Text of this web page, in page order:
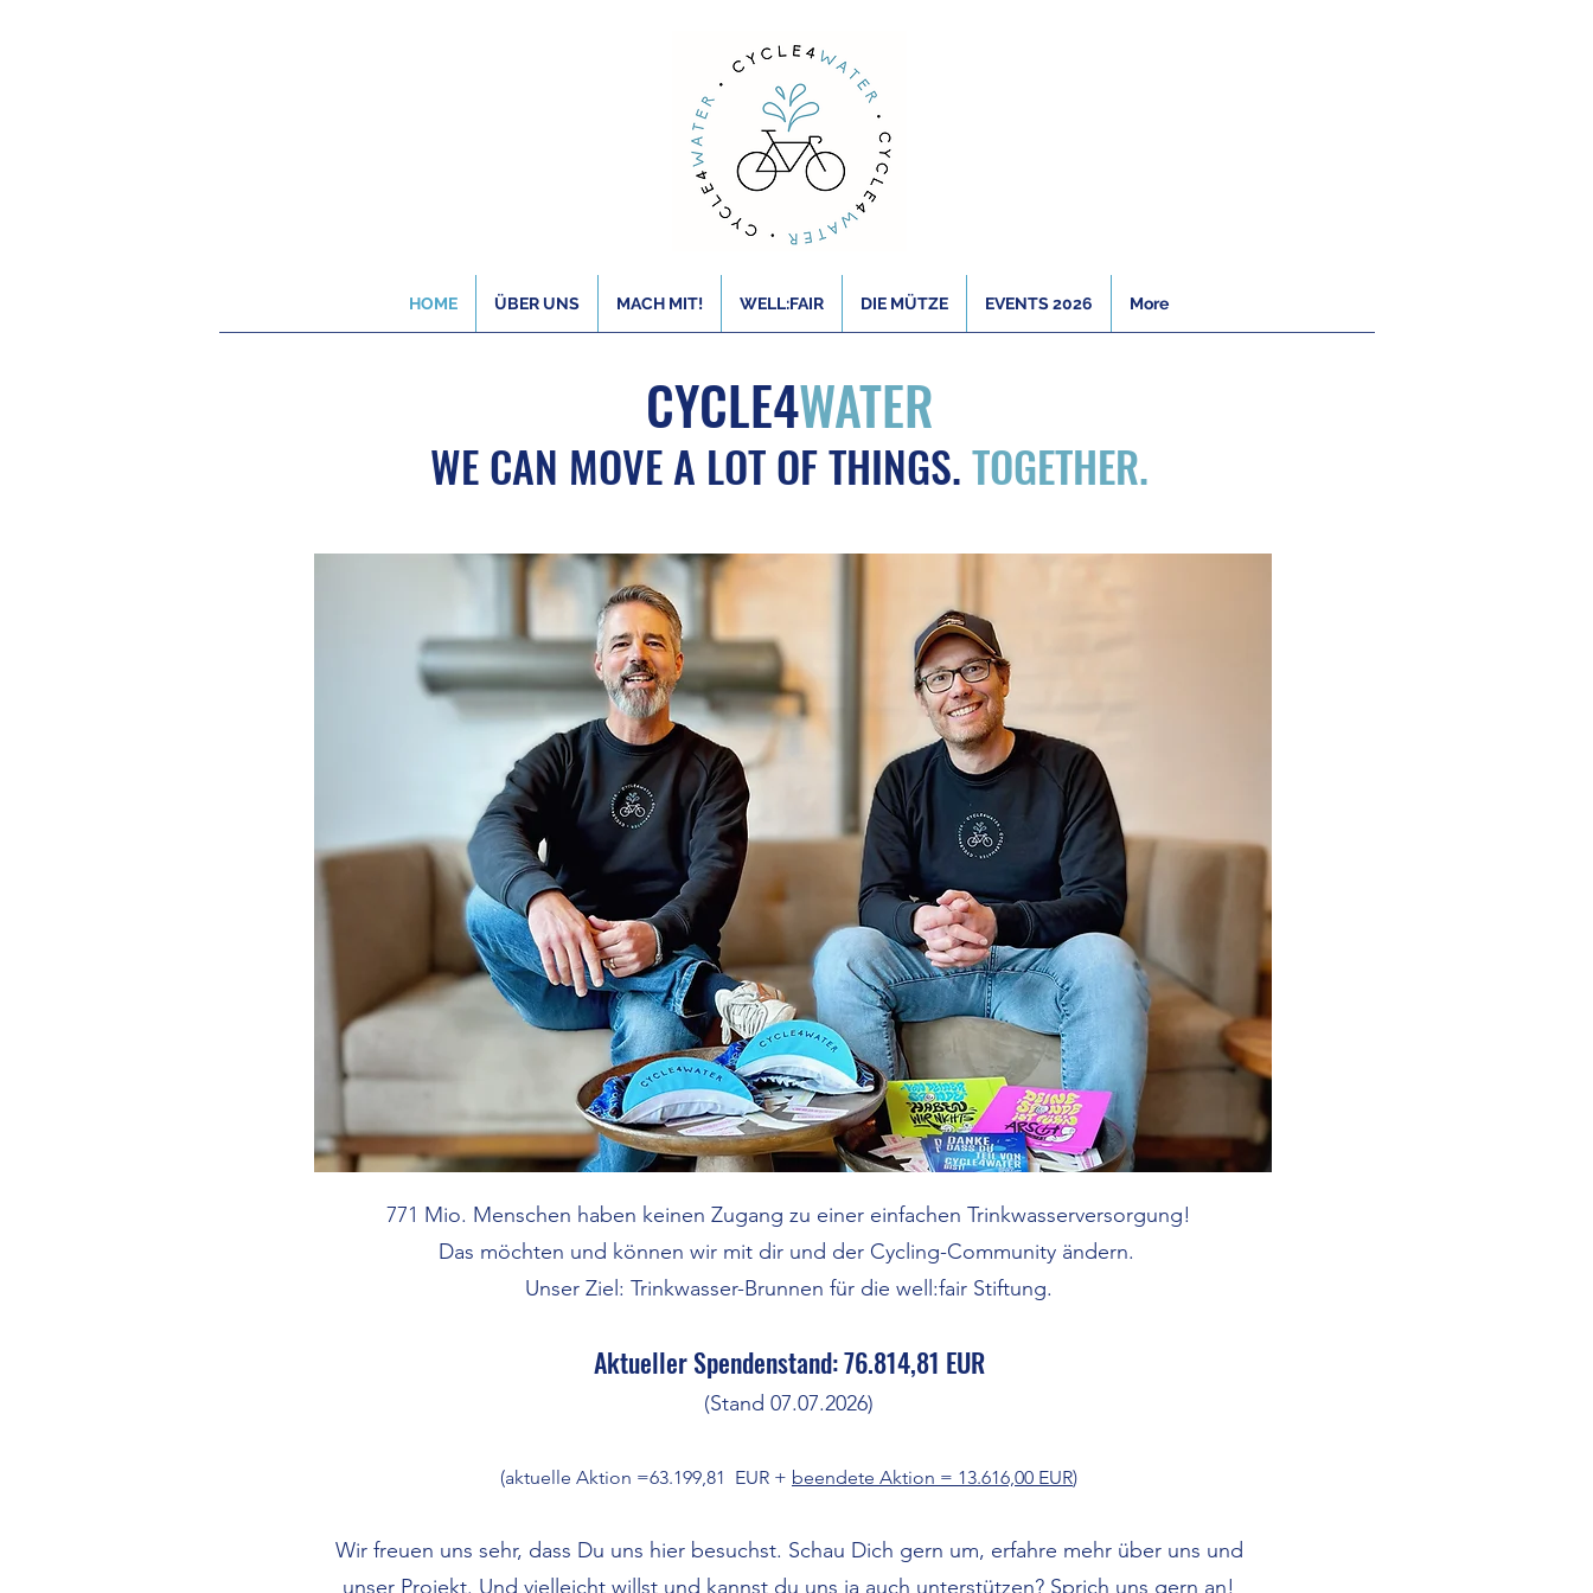
HOME ÜBER UNS MACH MIT! WELL:FAIR DIE MÜTZE EVENTS 2026 More
CYCLE4WATER
WE CAN MOVE A LOT OF THINGS.TOGETHER.
771 Mio. Menschen haben keinen Zugang zu einer einfachen Trinkwasserversorgung!
Das möchten und können wir mit dir und der Cycling-Community ändern.
Unser Ziel: Trinkwasser-Brunnen für die well:fair Stiftung.
Aktueller Spendenstand: 76.814,81 EUR
(Stand 07.07.2026)
(aktuelle Aktion =63.199,81 EUR + beendete Aktion = 13.616,00 EUR)
Wir freuen uns sehr, dass Du uns hier besuchst. Schau Dich gern um, erfahre mehr über uns und
unser Projekt. Und vielleicht willst und kannst du uns ja auch unterstützen? Sprich uns gern an!